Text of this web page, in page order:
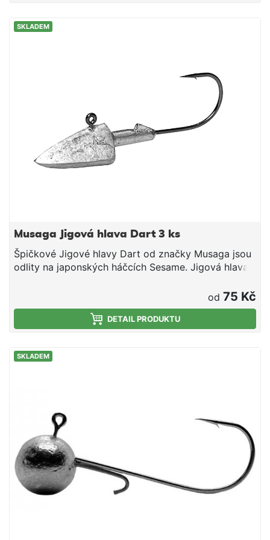
SKLADEM
Musaga Jigová hlava Dart 3 ks
Špičkové Jigové hlavy Dart od značky Musaga jsou
odlity na japonských háčcích Sesame. Jigová hlava
jigové hlavy a sceciální tvar šipky umožňuje
rychlejšího dosažení hloubky ve které chceme
chytat. Perfektní pro použití na vertikální mořskou
od 75 Kč
DETAIL PRODUKTU
SKLADEM